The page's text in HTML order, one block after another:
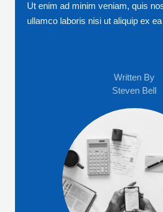
Ut enim ad minim veniam, quis
ullamco laboris nisi ut aliquip ex
Written By
Steven Bell